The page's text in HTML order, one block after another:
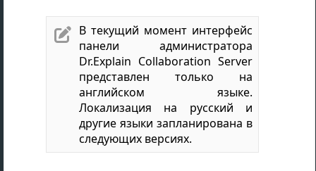
 В текущий момент интерфейс
панели администратора
Dr.Explain Collaboration Server
представлен только на
английском языке.
Локализация на русский и
другие языки запланирована в
следующих версиях.